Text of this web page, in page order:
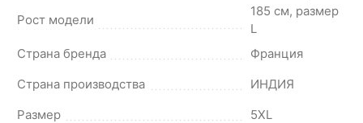
Рост модели
185 см, размер
L
Страна бренда
Франция
Страна производства
ИНДИЯ
Размер
5XL